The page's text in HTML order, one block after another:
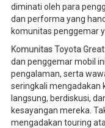
diminati oleh para
dan performa yang
komunitas penggemar
Komunitas Toyota
dan penggemar mobil
pengalaman, serta
seringkali mengadakan
langsung, berdiskusi,
kesayangan mereka.
mengadakan touring